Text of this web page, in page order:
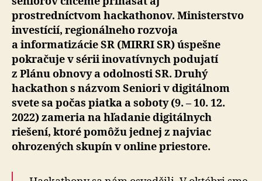
sa
v
prostredníctvom hackathonov. Ministerstvo
investícií, regionálneho rozvoja
a informatizácie SR (MIRRI SR) úspešne
pokračuje v sérii inovatívnych podujatí
z Plánu obnovy a odolnosti SR. Druhý
hackathon s názvom Seniori v digitálnom
svete sa počas piatka a soboty (9. – 10. 12.
2022) zameria na hľadanie digitálnych
riešení, ktoré pomôžu jednej z najviac
ohrozených skupín v online priestore.